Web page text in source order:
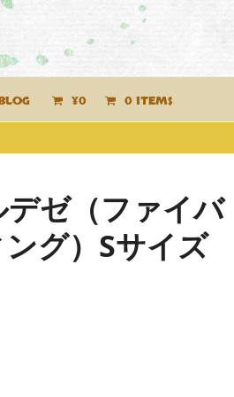
¥0 0 ITEMS
ゼ（ファイバ
グ）Sサイズ